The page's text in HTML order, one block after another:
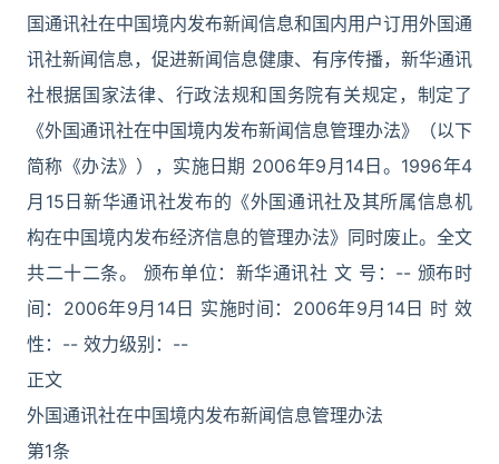
国通讯社在中国境内发布新闻信息和国内用户订用外国通
讯社新闻信息，促进新闻信息健康、有序传播，新华通讯
社根据国家法律、行政法规和国务院有关规定，制定了
《外国通讯社在中国境内发布新闻信息管理办法》（以下
简称《办法》），实施日期 2006年9月14日。1996年4
月15日新华通讯社发布的《外国通讯社及其所属信息机
构在中国境内发布经济信息的管理办法》同时废止。全文
共二十二条。 颁布单位：新华通讯社 文 号：-- 颁布时
间：2006年9月14日 实施时间：2006年9月14日 时 效
性：-- 效力级别：--
正文
外国通讯社在中国境内发布新闻信息管理办法
第1条